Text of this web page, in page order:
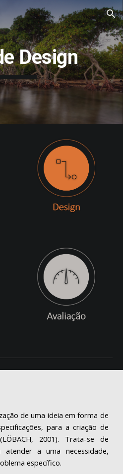
Skip to navigation
Design
de uma ideia em forma de
para a criação de
L ÖBACH, 2001). Trata-se de
atender a uma necessidade,
específico.